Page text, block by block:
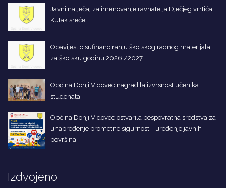
Javni natječaj za imenovanje ravnatelja Dječjeg vrrtića
Kutak sreće
Obavijest o sufinanciranju školskog radnog materijala
za školsku godinu 2026./2027.
Općina Donji Vidovec nagradila izvrsnost učenika i
studenata
Općina Donji Vidovec ostvarila bespovratna sredstva za
unapređenje prometne sigurnosti i uređenje javnih
površina
Izdvojeno